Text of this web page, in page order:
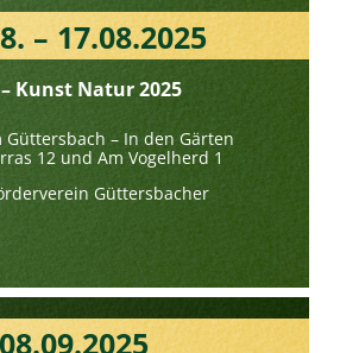
– 17.08.2025
Kunst Natur 2025
Güttersbach – In den Gärten
12 und Am Vogelherd 1
Güttersbacher
08.09.2025